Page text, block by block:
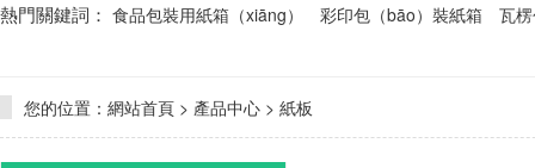
熱門關鍵詞： 食品包裝用紙箱（xiāng） 彩印包（bāo）裝紙箱 瓦
您的位置： 網站首頁 > 產品中心 > 紙板